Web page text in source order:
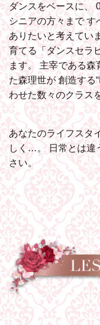
ダンスをベースに、
シニアの方々まです
ありたいと考えてい
育てる「ダンスセラ
ます。
主宰である森
た森理世が創造する
わせた数々のクラス
あなたのライフスタ
しく…。日常とは違
さい。